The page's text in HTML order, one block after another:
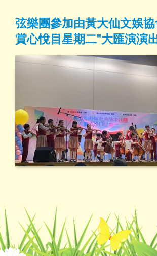
弦樂團參加由黃大仙文娛
賞心悅目星期二"大匯演演